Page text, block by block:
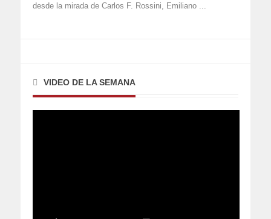
desde la mirada de Carlos F. Rossini, Emiliano ...
VIDEO DE LA SEMANA